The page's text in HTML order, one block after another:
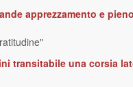
apprezzamento e
transitabile una corsia